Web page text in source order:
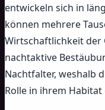
entwickeln sich in
können mehrere
Wirtschaftlichkeit der
nachtaktive
Nachtfalter, weshalb
Rolle in ihrem